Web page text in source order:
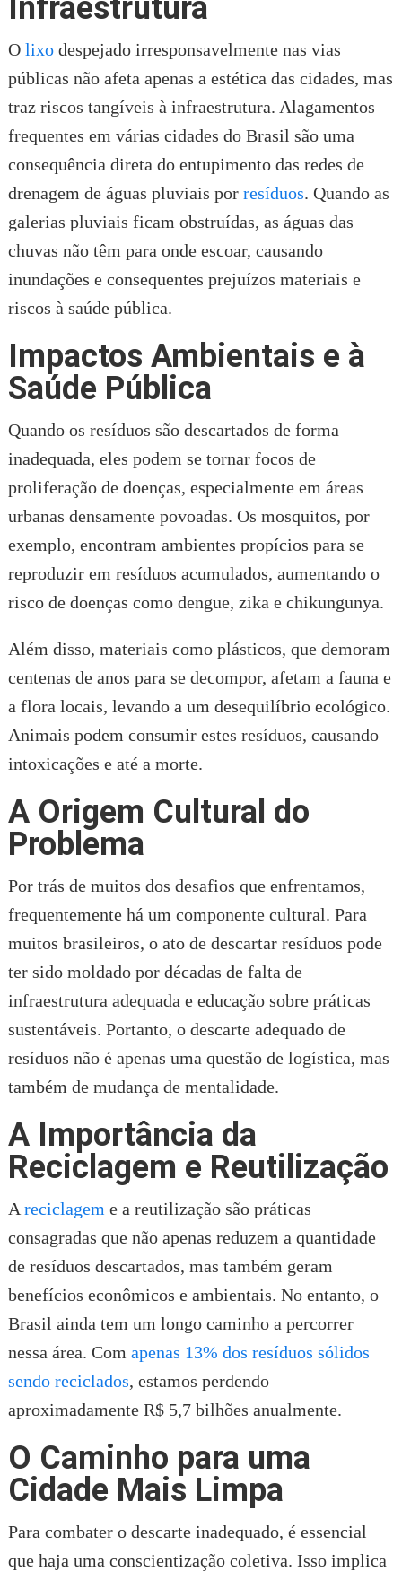
Infraestrutura
O lixodespejado irresponsavelmente nas vias
públicas não afeta apenas a estética das cidades, mas
traz riscos tangíveis à infraestrutura. Alagamentos
frequentes em várias cidades do Brasil são uma
consequência direta do entupimento das redes de
drenagem de águas pluviais por resíduos. Quando as
galerias pluviais ficam obstruídas, as águas das
chuvas não têm para onde escoar, causando
inundações e consequentes prejuízos materiais e
riscos à saúde pública.
Impactos Ambientais e à
Saúde Pública
Quando os resíduos são descartados de forma
inadequada, eles podem se tornar focos de
proliferação de doenças, especialmente em áreas
urbanas densamente povoadas. Os mosquitos, por
exemplo, encontram ambientes propícios para se
reproduzir em resíduos acumulados, aumentando o
risco de doenças como dengue, zika e chikungunya.
Além disso, materiais como plásticos, que demoram
centenas de anos para se decompor, afetam a fauna e
a flora locais, levando a um desequilíbrio ecológico.
Animais podem consumir estes resíduos, causando
intoxicações e até a morte.
A Origem Cultural do
Problema
Por trás de muitos dos desafios que enfrentamos,
frequentemente há um componente cultural. Para
muitos brasileiros, o ato de descartar resíduos pode
ter sido moldado por décadas de falta de
infraestrutura adequada e educação sobre práticas
sustentáveis. Portanto, o descarte adequado de
resíduos não é apenas uma questão de logística, mas
também de mudança de mentalidade.
A Importância da
Reciclagem e Reutilização
A reciclagem e a reutilização são práticas
consagradas que não apenas reduzem a quantidade
de resíduos descartados, mas também geram
benefícios econômicos e ambientais. No entanto, o
Brasil ainda tem um longo caminho a percorrer
nessa área. Com apenas 13% dos resíduos sólidos
sendo reciclados, estamos perdendo
aproximadamente R$ 5,7 bilhões anualmente.
O Caminho para uma
Cidade Mais Limpa
Para combater o descarte inadequado, é essencial
que haja uma conscientização coletiva. Isso implica